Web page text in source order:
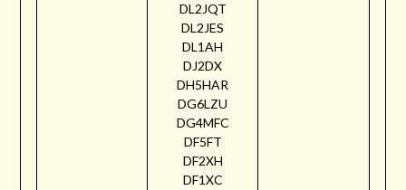
DL2JQT
DL2JES
DL1AH
DJ2DX
DH5HAR
DG6LZU
DG4MFC
DF5FT
DF2XH
DF1XC